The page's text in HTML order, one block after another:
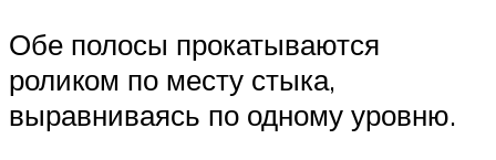
Обе полосы прокатываются
роликом по месту стыка,
выравниваясь по одному уровню.